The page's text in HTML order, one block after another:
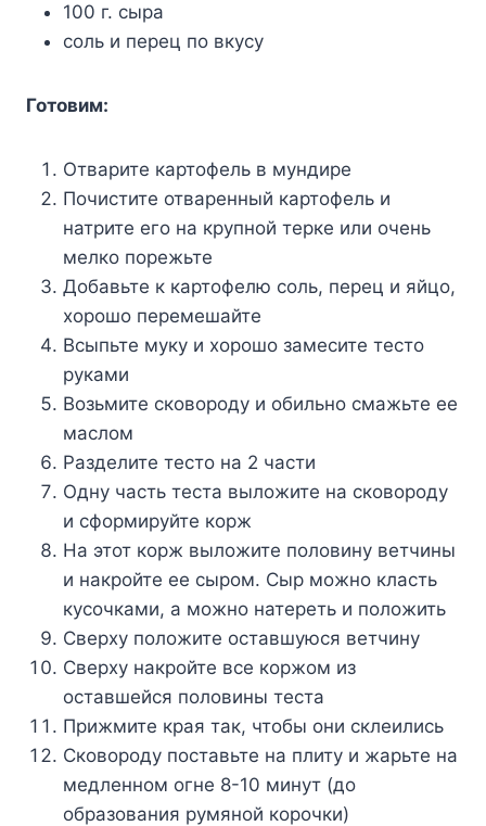
100 г. сыра
соль и перец по вкусу
Готовим:
Отварите картофель в мундире
Почистите отваренный картофель и
натрите его на крупной терке или очень
мелко порежьте
Добавьте к картофелю соль, перец и яйцо,
хорошо перемешайте
Всыпьте муку и хорошо замесите тесто
руками
Возьмите сковороду и обильно смажьте ее
маслом
Разделите тесто на 2 части
Одну часть теста выложите на сковороду
и сформируйте корж
На этот корж выложите половину ветчины
и накройте ее сыром. Сыр можно класть
кусочками, а можно натереть и положить
Сверху положите оставшуюся ветчину
Сверху накройте все коржом из
оставшейся половины теста
Прижмите края так, чтобы они склеились
Сковороду поставьте на плиту и жарьте на
медленном огне 8-10 минут (до
образования румяной корочки)